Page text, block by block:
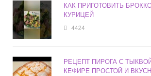
КАК ПРИГОТОВИТЬ
КУРИЦЕЙ
4424
РЕЦЕПТ ПИРОГА С
КЕФИРЕ ПРОСТОЙ И